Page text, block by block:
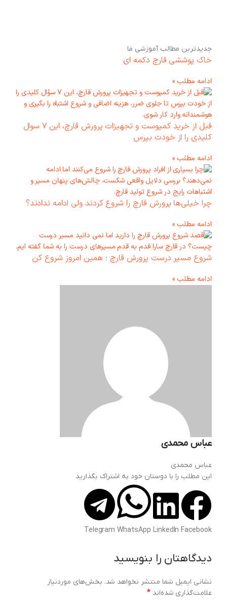
جدیدترین مطالب آموزشی ما
خاک پوششی قارچ دکمه ای
ادامه مطلب »
قبل از خرید کمپوست و تجهیزات پرورش قارچ، این ۷ سوال
کلیدی را از خودت بپرس
ادامه مطلب »
چرا خیلی‌ها پرورش قارچ را شروع کردند ولی ادامه ندادند؟
ادامه مطلب »
شروع مسیر درست پرورش قارچ ؛ همین امروز شروع کن
ادامه مطلب »
عباس محمدی
عباس محمدی
این مطلب را با دوستان خود به اشتراک بگذارید
Facebook
LinkedIn
WhatsApp
Telegram
دیدگاهتان را بنویسید
نشانی ایمیل شما منتشر نخواهد شد. بخش‌های موردنیاز
علامت‌گذاری شده‌اند*